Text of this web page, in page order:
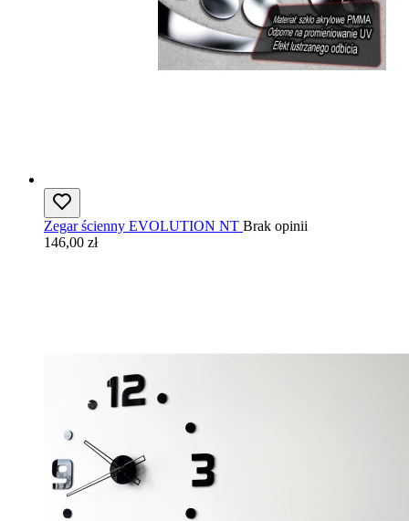
Zegar ścienny EVOLUTION NT Brak opinii
146,00 zł